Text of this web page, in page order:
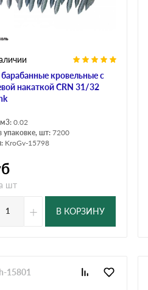
барабанные кровельные с
накаткой CRN 31/32
0.02
упаковке, шт: 7200
KroGv-15798
шт
+ В КОРЗИНУ
15801